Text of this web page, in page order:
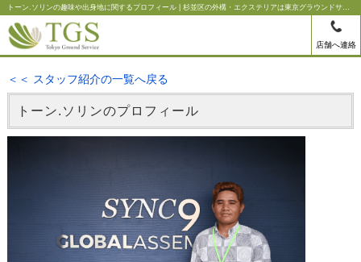
トーン.ソリンの趣味や出身地に関するプロフィール | 杉並区の外構・エクステリアは東京グラウンドサービス
店舗へ連絡
＜＜ スタッフ紹介の一覧へ戻る
トーン.ソリンのプロフィール